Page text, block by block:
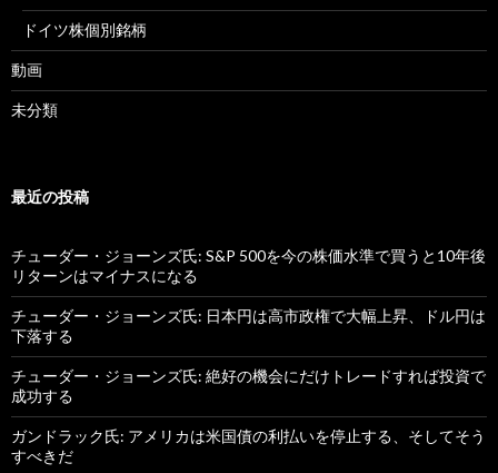
ドイツ株個別銘柄
動画
未分類
最近の投稿
チューダー・ジョーンズ氏: S&P 500を今の株価水準で買うと10年後
リターンはマイナスになる
チューダー・ジョーンズ氏: 日本円は高市政権で大幅上昇、ドル円は
下落する
チューダー・ジョーンズ氏: 絶好の機会にだけトレードすれば投資で
成功する
ガンドラック氏: アメリカは米国債の利払いを停止する、そしてそう
すべきだ